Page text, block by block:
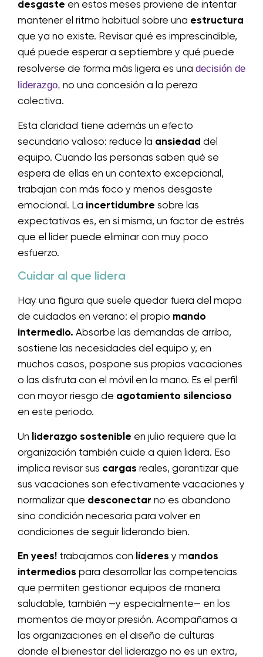
desgaste en estos meses proviene de intentar
mantener el ritmo habitual sobre una estructura
que ya no existe. Revisar qué es imprescindible,
qué puede esperar a septiembre y qué puede
resolverse de forma más ligera es una decisión de
liderazgo, no una concesión a la pereza
colectiva.
Esta claridad tiene además un efecto
secundario valioso: reduce la ansiedad del
equipo. Cuando las personas saben qué se
espera de ellas en un contexto excepcional,
trabajan con más foco y menos desgaste
emocional. La incertidumbre sobre las
expectativas es, en sí misma, un factor de estrés
que el líder puede eliminar con muy poco
esfuerzo.
Cuidar al que lidera
Hay una figura que suele quedar fuera del mapa
de cuidados en verano: el propio mando
intermedio. Absorbe las demandas de arriba,
sostiene las necesidades del equipo y, en
muchos casos, pospone sus propias vacaciones
o las disfruta con el móvil en la mano. Es el perfil
con mayor riesgo de agotamiento silencioso
en este periodo.
Un liderazgo sostenible en julio requiere que la
organización también cuide a quien lidera. Eso
implica revisar sus cargas reales, garantizar que
sus vacaciones son efectivamente vacaciones y
normalizar que desconectar no es abandono
sino condición necesaria para volver en
condiciones de seguir liderando bien.
En yees! trabajamos con líderes y mandos
intermedios para desarrollar las competencias
que permiten gestionar equipos de manera
saludable, también —y especialmente— en los
momentos de mayor presión. Acompañamos a
las organizaciones en el diseño de culturas
donde el bienestar del liderazgo no es un extra,